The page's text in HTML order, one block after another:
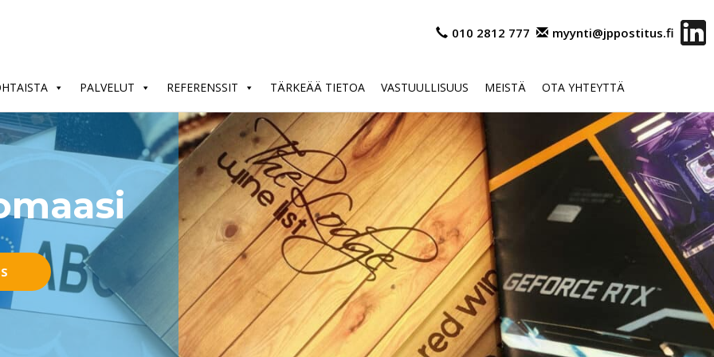
010 2812 777 myynti@jppostitus.fi
PALVELUT REFERENSSIT TÄRKEÄÄ TIETOA VASTUULLISUUS MEISTÄ OTA YHTEYTTÄ